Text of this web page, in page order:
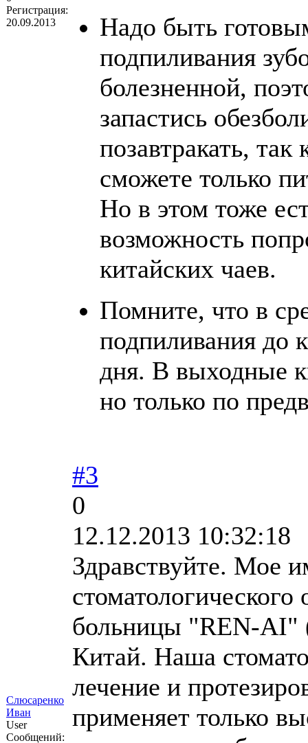
Регистрация:
20.09.2013
Надо быть
подпиливания
болезненной,
запастись
позавтракать,
сможете только
Но в этом тоже
возможность
китайских чаев.
Помните, что в
подпиливания до
дня. В выходные
но только по
Слюсаренко
Иван
User
Сообщений:
#3
0
12.12.2013 10:32:18
Здравствуйте. Мое
больницы "REN-AI" (
Китай. Наша
лечение и
применяет только